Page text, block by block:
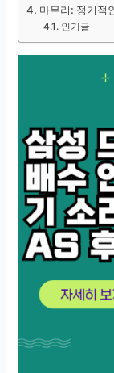
마무리: 정기적
인기글